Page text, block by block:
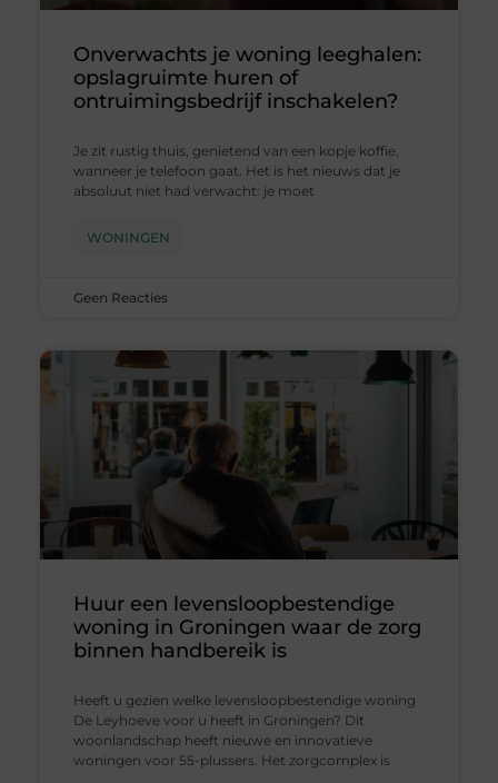
Onverwachts je woning leeghalen:
opslagruimte huren of
ontruimingsbedrijf inschakelen?
Je zit rustig thuis, genietend van een kopje koffie,
wanneer je telefoon gaat. Het is het nieuws dat je
absoluut niet had verwacht: je moet
WONINGEN
Geen Reacties
Huur een levensloopbestendige
woning in Groningen waar de zorg
binnen handbereik is
Heeft u gezien welke levensloopbestendige woning
De Leyhoeve voor u heeft in Groningen? Dit
woonlandschap heeft nieuwe en innovatieve
woningen voor 55-plussers. Het zorgcomplex is